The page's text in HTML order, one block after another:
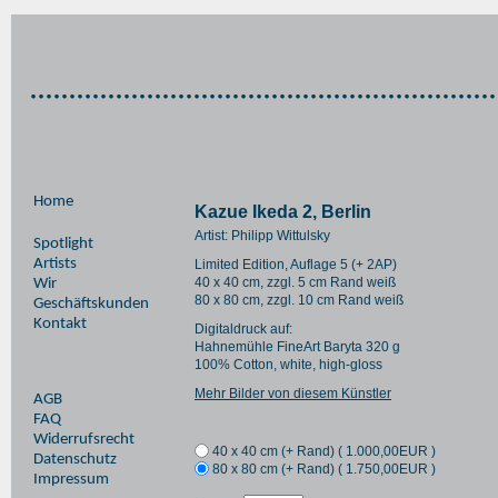
Home
Spotlight
Artists
Wir
Geschäftskunden
Kontakt
AGB
FAQ
Widerrufsrecht
Datenschutz
Impressum
Kazue Ikeda 2, Berlin
Artist: Philipp Wittulsky
Limited Edition, Auflage 5 (+ 2AP)
40 x 40 cm, zzgl. 5 cm Rand weiß
80 x 80 cm, zzgl. 10 cm Rand weiß
Digitaldruck auf:
Hahnemühle FineArt Baryta 320 g
100% Cotton, white, high-gloss
Mehr Bilder von diesem Künstler
40 x 40 cm (+ Rand) ( 1.000,00EUR )
80 x 80 cm (+ Rand) ( 1.750,00EUR )